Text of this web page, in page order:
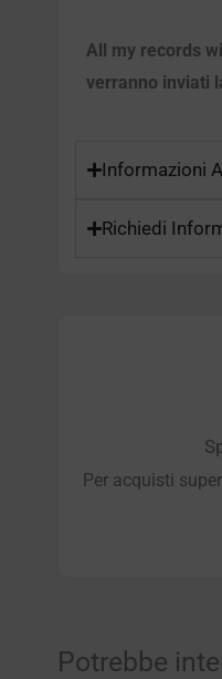
All my records
verranno inviati
Informazioni
Richiedi
Per acquisti
Potrebbe